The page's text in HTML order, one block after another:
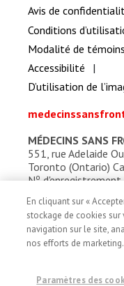
Avis de
Conditions
Modalité de témoins
Accessibilité
D’utilisation de
MÉDECINS SANS
551, rue Adelaide
Toronto (Ontario)
Nod'enregistrement
En cliquant sur «
stockage de cookies
navigation sur le site,
nos efforts de marketing.
Paramètres des